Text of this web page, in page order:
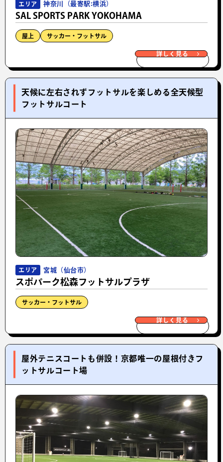
エリア 神奈川（最寄駅:横浜）
SAL SPORTS PARK YOKOHAMA
屋上 サッカー・フットサル
詳しく見る
天候に左右されずフットサルを楽しめる全天候型
フットサルコート
エリア 宮城（仙台市）
スポパーク松森フットサルプラザ
サッカー・フットサル
詳しく見る
屋外テニスコートも併設！京都唯一の屋根付きフ
ットサルコート場